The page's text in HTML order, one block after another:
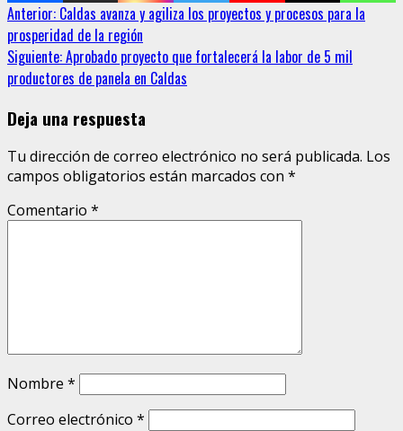
Sigue
leyendo
Anterior: Caldas avanza y agiliza los proyectos y procesos para la
prosperidad de la región
Siguiente:Aprobado proyecto que fortalecerá la labor de 5 mil
productores de panela en Caldas
Deja una respuesta
Tu dirección de correo electrónico no será publicada. Los
campos obligatorios están marcados con *
Comentario *
Nombre *
Correo electrónico *